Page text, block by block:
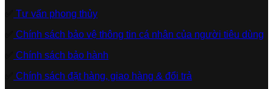
Tư vấn phong thủy
Chính sách bảo vệ thông tin cá nhân của người tiêu dùng
Chính sách bảo hành
Chính sách đặt hàng, giao hàng & đổi trả